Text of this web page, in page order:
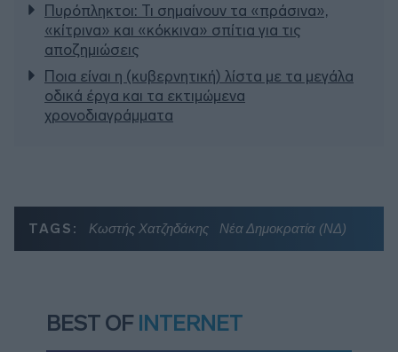
Πυρόπληκτοι: Τι σημαίνουν τα «πράσινα»,
«κίτρινα» και «κόκκινα» σπίτια για τις
αποζημιώσεις
Ποια είναι η (κυβερνητική) λίστα με τα μεγάλα
οδικά έργα και τα εκτιμώμενα
χρονοδιαγράμματα
TAGS: Κωστής Χατζηδάκης Νέα Δημοκρατία (ΝΔ)
BEST OF INTERNET